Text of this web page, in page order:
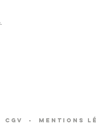
.
CGV - Mentions